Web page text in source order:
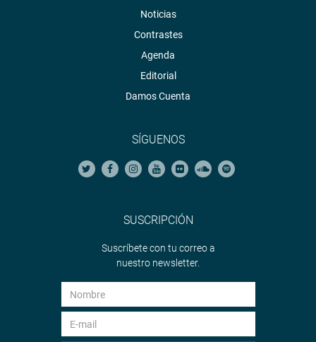
Noticias
Contrastes
Agenda
Editorial
Damos Cuenta
SÍGUENOS
SUSCRIPCIÓN
Suscríbete con tu correo a
nuestro newsletter.